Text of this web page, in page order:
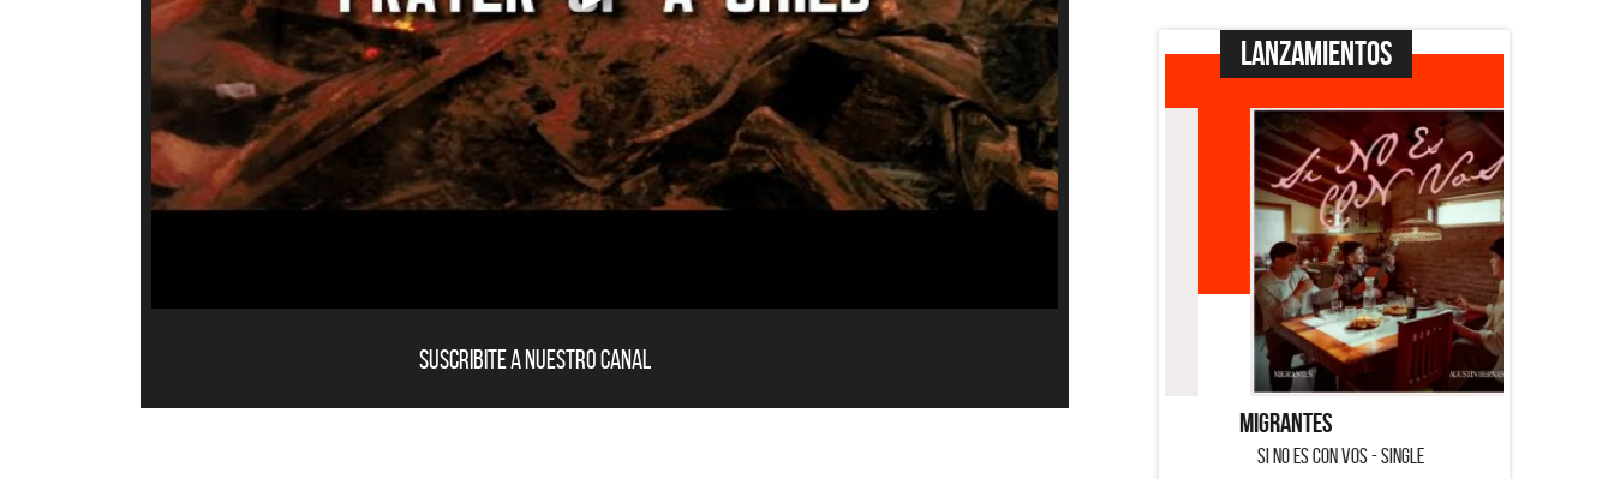
Suscribite a nuestro canal
Lanzamientos
Migrantes
SI NO ES CON VOS - SINGLE